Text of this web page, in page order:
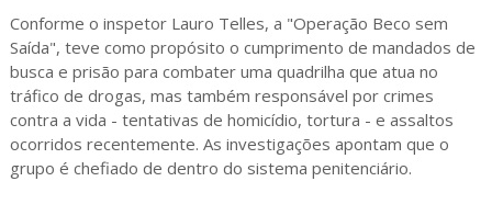
Conforme o inspetor Lauro Telles, a "Operação Beco sem
Saída", teve como propósito o cumprimento de mandados de
busca e prisão para combater uma quadrilha que atua no
tráfico de drogas, mas também responsável por crimes
contra a vida - tentativas de homicídio, tortura - e assaltos
ocorridos recentemente. As investigações apontam que o
grupo é chefiado de dentro do sistema penitenciário.